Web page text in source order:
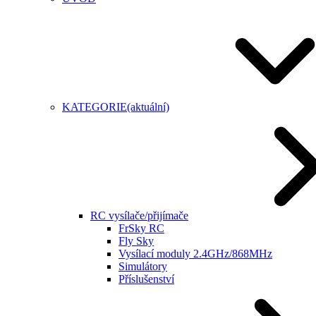
KATEGORIE(aktuální)
RC vysílače/přijímače
FrSky RC
Fly Sky
Vysílací moduly 2.4GHz/868MHz
Simulátory
Příslušenství